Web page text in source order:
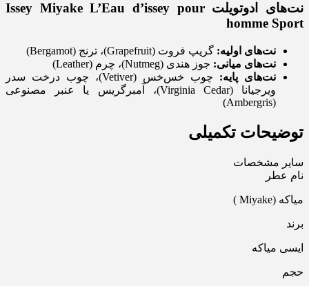
نت‌های ادوتویلتIssey Miyake L’Eau d’issey pour
homme Sport
نت‌های اولیه: گریپ فروت (Grapefruit)، ترنج (Bergamot)
نت‌های میانی: جوز هندی (Nutmeg)، چرم (Leather)
نت‌های پایه:
چوب خس‌خس (Vetiver)، چوب درخت سدر
ویرجیانا (Virginia Cedar)، آمبرگریس یا عنبر مصنوعی
(Ambergris)
توضیحات تکمیلی
سایر مشخصات
نام عطر
میاکه (Miyake )
برند
ایسی میاکه
حجم